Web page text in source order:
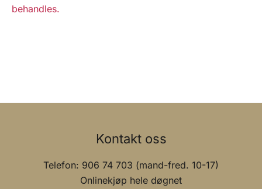
behandles.
Kontakt oss
Telefon: 906 74 703 (mand-fred. 10-17)
Onlinekjøp hele døgnet